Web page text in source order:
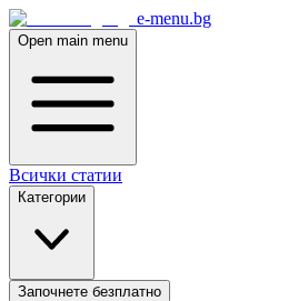
e-menu.bg
Open main menu
Всички статии
Категории
Започнете безплатно